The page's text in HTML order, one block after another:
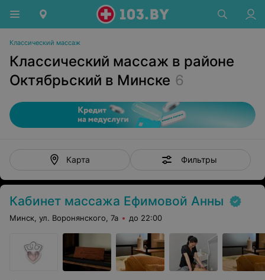
Классический массаж
Классический массаж в районе
Октябрьский в Минске 6
Карта Фильтры
Кабинет массажа Ефимовой Анны
Минск, ул. Воронянского, 7а до 22:00